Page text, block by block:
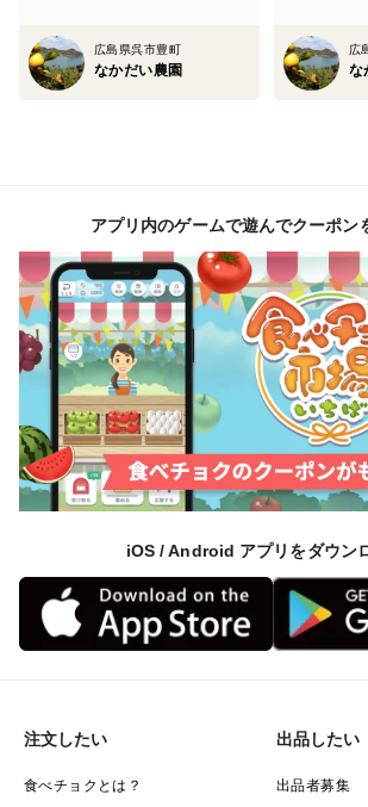
広島県呉市豊町
なかだい農園
広
な
アプリ内のゲームで遊んでクーポン
iOS / Android アプリをダウン
注文したい
食べチョクとは？
出品したい
出品者募集